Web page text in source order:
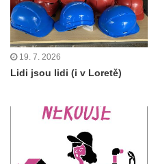
19. 7. 2026
Lidi jsou lidi (i v Loretě)